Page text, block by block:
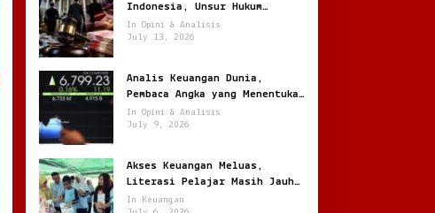
Indonesia, Unsur Hukum
hingga Pemulihan Aset
In Opini & Analisis
July 13, 2026
Analis Keuangan Dunia,
Pembaca Angka yang Menentukan
Arah Pasar Global
In Opini & Analisis
July 9, 2026
Akses Keuangan Meluas,
Literasi Pelajar Masih Jauh
Tertinggal
In Keuangan